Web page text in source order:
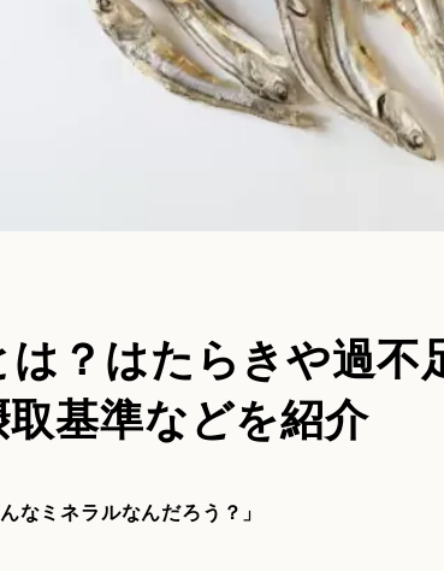
は？はたらきや過不
基準などを紹介
なミネラルなんだろう？」